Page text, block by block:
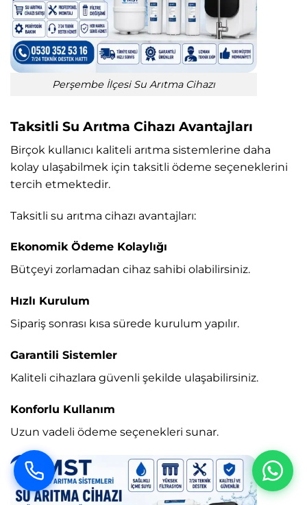
Perşembe İlçesi Su Arıtma Cihazı
Taksitli Su Arıtma Cihazı Avantajları
Birçok kullanıcı kaliteli arıtma sistemlerine daha
kolay ulaşabilmek için taksitli ödeme seçeneklerini
tercih etmektedir.
Taksitli su arıtma cihazı avantajları:
Ekonomik Ödeme Kolaylığı
Bütçeyi zorlamadan cihaz sahibi olabilirsiniz.
Hızlı Kurulum
Sipariş sonrası kısa sürede kurulum yapılır.
Garantili Sistemler
Kaliteli cihazlara güvenli şekilde ulaşabilirsiniz.
Konforlu Kullanım
Uzun vadeli ödeme seçenekleri sunar.